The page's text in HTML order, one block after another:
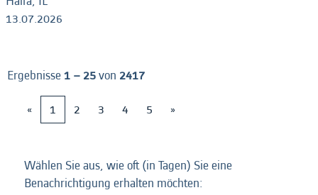
13.07.2026
Ergebnisse1 – 25von 2417
«
1 2 3 4 5 »
Wählen Sie aus, wie oft (in Tagen) Sie eine
Benachrichtigung erhalten möchten: